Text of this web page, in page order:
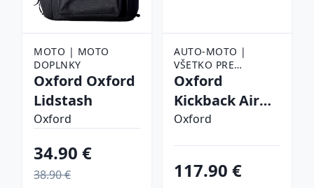
MOTO | MOTO
DOPLNKY
Oxford Oxford
Lidstash
Oxford
34.90 €
38.90 €
AUTO-MOTO |
VŠETKO PRE
MOTORKY |
MOTORKU |
TOPÁNKY NA
Oxford
Kickback Air
Black čierna -
Oxford
117.90 €